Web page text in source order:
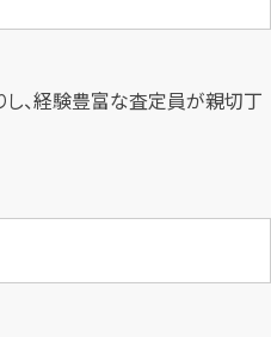
、経験豊富な査定員が親切丁